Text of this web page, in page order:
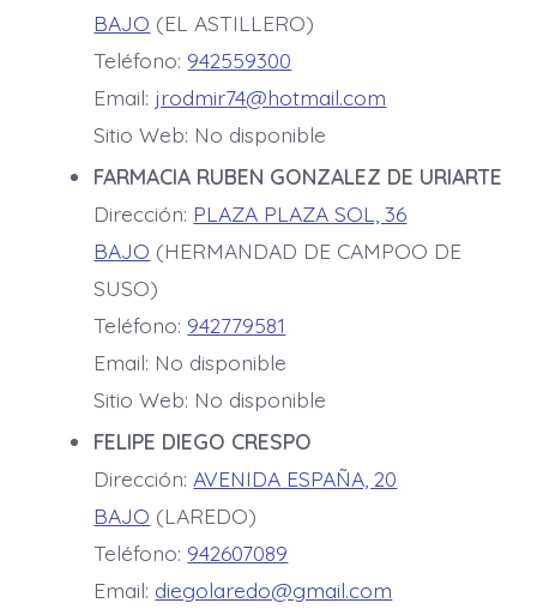
BAJO (EL ASTILLERO)
Teléfono: 942559300
Email: jrodmir74@hotmail.com
Sitio Web: No disponible
FARMACIA RUBEN GONZALEZ DE URIARTE
Dirección: PLAZA PLAZA SOL, 36
BAJO (HERMANDAD DE CAMPOO DE
SUSO)
Teléfono: 942779581
Email: No disponible
Sitio Web: No disponible
FELIPE DIEGO CRESPO
Dirección:AVENIDA ESPAÑA, 20
BAJO (LAREDO)
Teléfono: 942607089
Email: diegolaredo@gmail.com